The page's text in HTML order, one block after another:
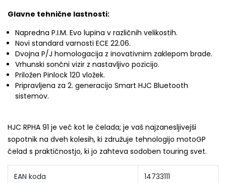
Glavne tehnične lastnosti:
Napredna P.I.M. Evo lupina v različnih velikostih.
Novi standard varnosti ECE 22.06.
Dvojna P/J homologacija z inovativnim zaklepom brade.
Vrhunski sončni vizir z nastavljivo pozicijo.
Priložen Pinlock 120 vložek.
Pripravljena za 2. generacijo Smart HJC Bluetooth
sistemov.
HJC RPHA 91 je več kot le čelada; je vaš najzanesljivejši
sopotnik na dveh kolesih, ki združuje tehnologijo motoGP
čelad s praktičnostjo, ki jo zahteva sodoben touring svet.
EAN koda 14733111